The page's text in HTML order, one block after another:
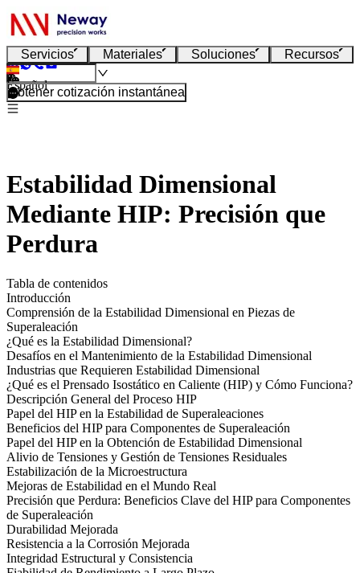
Servicios Materiales Soluciones Recursos
Español
Obtener cotización instantánea
Estabilidad Dimensional
Mediante HIP: Precisión que
Perdura
Tabla de contenidos
Introducción
Comprensión de la Estabilidad Dimensional en Piezas de
Superaleación
¿Qué es la Estabilidad Dimensional?
Desafíos en el Mantenimiento de la Estabilidad Dimensional
Industrias que Requieren Estabilidad Dimensional
¿Qué es el Prensado Isostático en Caliente (HIP) y Cómo Funciona?
Descripción General del Proceso HIP
Papel del HIP en la Estabilidad de Superaleaciones
Beneficios del HIP para Componentes de Superaleación
Papel del HIP en la Obtención de Estabilidad Dimensional
Alivio de Tensiones y Gestión de Tensiones Residuales
Estabilización de la Microestructura
Mejoras de Estabilidad en el Mundo Real
Precisión que Perdura: Beneficios Clave del HIP para Componentes
de Superaleación
Durabilidad Mejorada
Resistencia a la Corrosión Mejorada
Integridad Estructural y Consistencia